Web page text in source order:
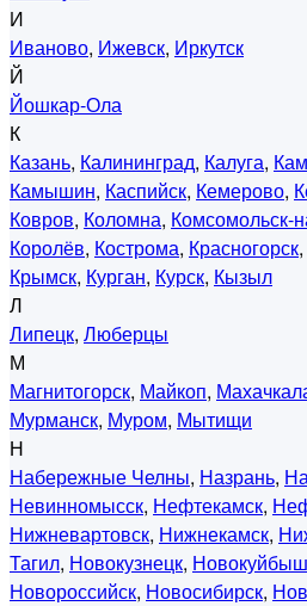
И
Иваново, Ижевск, Иркутск
Й
Йошкар-Ола
К
Казань, Калининград, Калуга,
Камышин, Каспийск, Кемерово,
Ковров, Коломна, Комсомольск-
Королёв, Кострома, Красногорск,
Крымск, Курган, Курск, Кызыл
Л
Липецк, Люберцы
М
Магнитогорск, Майкоп,
Мурманск, Муром, Мытищи
Н
Набережные Челны, Назрань,
Невинномысск, Нефтекамск,
Нижневартовск, Нижнекамск,
Тагил, Новокузнецк,
Новороссийск, Новосибирск,